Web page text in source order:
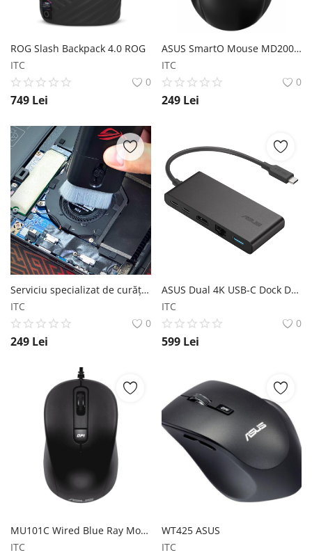
ROG Slash Backpack 4.0 ROG
ITC
0
749 Lei
ASUS SmartO Mouse MD200 ASUS
ITC
0
249 Lei
Serviciu specializat de curățare contacte laptop
ITC
0
249 Lei
ASUS Dual 4K USB-C Dock DC201 ASUS
ITC
0
599 Lei
MU101C Wired Blue Ray Mouse ASUS
ITC
WT425 ASUS
ITC